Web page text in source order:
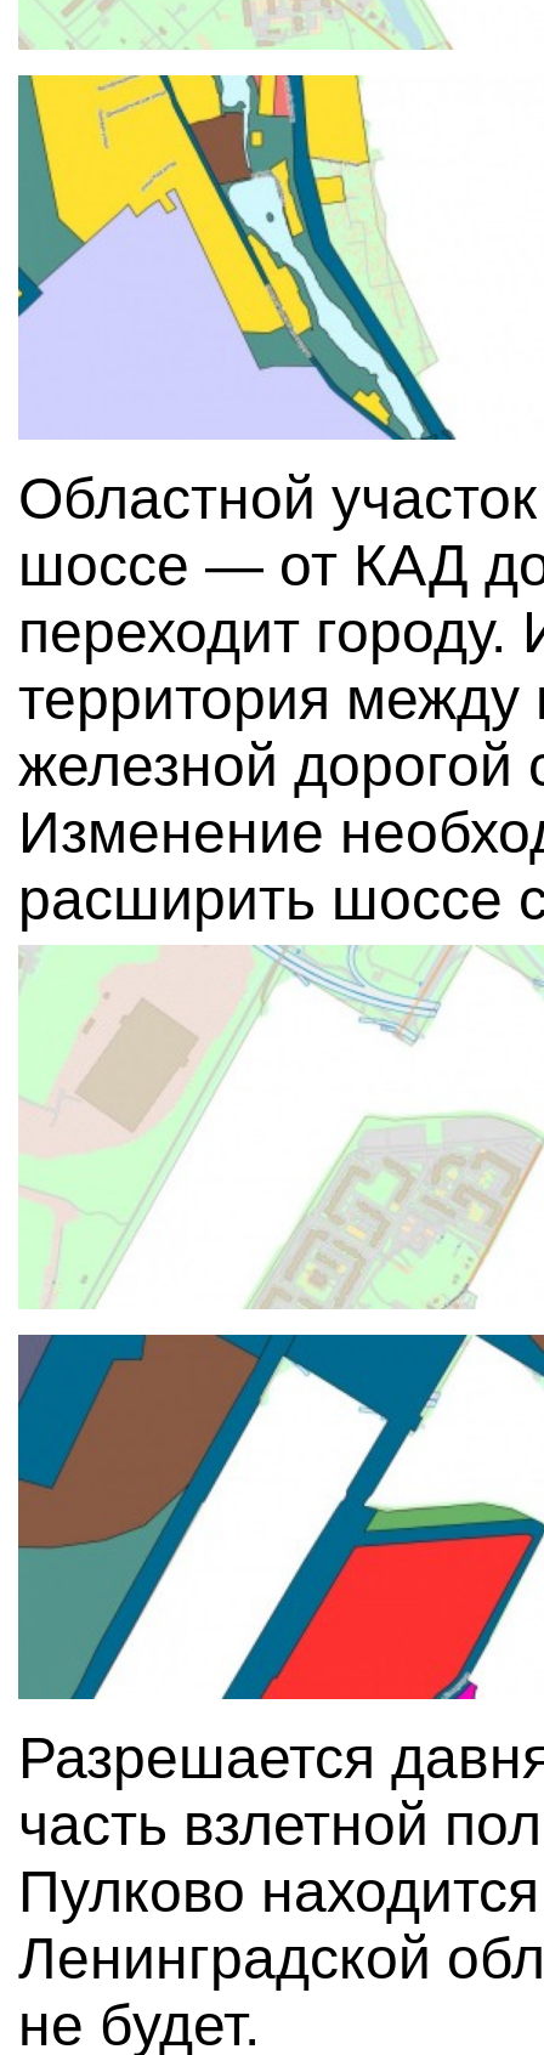
Областной
шоссе — от КАД
переходит городу.
территория между
железной дорогой
Изменение
расширить шоссе
Разрешается
часть взлетной
Пулково
Ленинградской
не будет.